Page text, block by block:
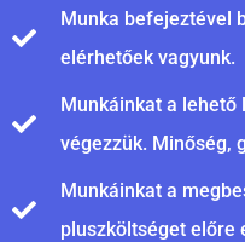
Munka befejeztével
elérhetőek vagyunk.
Munkáinkat a lehető
végezzük. Minőség,
Munkáinkat a
pluszköltséget előre